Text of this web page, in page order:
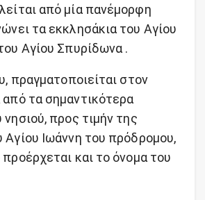
από μία πανέμορφη
τα εκκλησάκια του Αγίου
Αγίου Σπυρίδωνα .
πραγματοποιείται στον
τα σημαντικότερα
νησιού, προς τιμήν της
Αγίου Ιωάννη του πρόδρομου,
και το όνομα του